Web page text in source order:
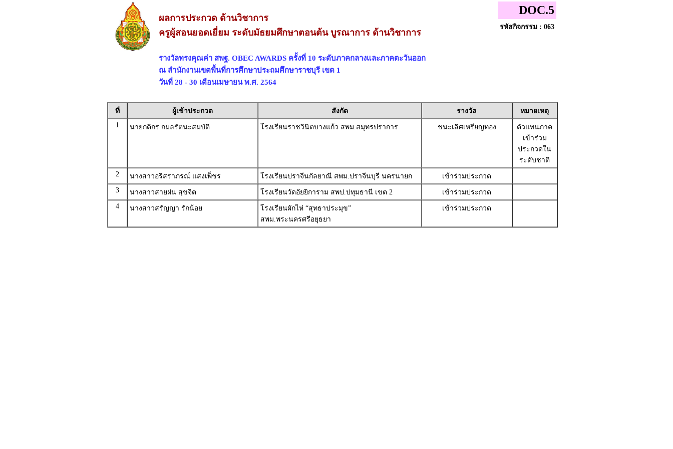
ผลการประกวด ด้านวิชาการ
ครูผู้สอนยอดเยี่ยม ระดับมัธยมศึกษาตอนต้น บูรณาการ ด้านวิชาการ
รางวัลทรงคุณค่า สพฐ. OBEC AWARDS ครั้งที่ 10 ระดับภาคกลางและภาคตะวันออก
ณ สำนักงานเขตพื้นที่การศึกษาประถมศึกษาราชบุรี เขต 1
วันที่ 28 - 30 เดือนเมษายน พ.ศ. 2564
DOC.5
รหัสกิจกรรม : 063
ที่ ผู้เข้าประกวด สังกัด รางวัล
หมายเหตุ
1
นายกติกร กมลรัตนะสมบัติ โรงเรียนราชวินิตบางแก้ว สพม.สมุทรปราการ ชนะเลิศเหรียญทอง
ตัวแทนภาค
เข้าร่วม
ประกวดใน
ระดับชาติ
2
นางสาวอริสราภรณ์ แสงเพ็ชร โรงเรียนปราจีนกัลยาณี สพม.ปราจีนบุรี นครนายก
เข้าร่วมประกวด
3
นางสาวสายฝน สุขจิต โรงเรียนวัดอัยยิการาม สพป.ปทุมธานี เขต 2
เข้าร่วมประกวด
4
นางสาวสรัญญา รักน้อย
โรงเรียนผักไห่ “สุทธาประมุข”
สพม.พระนครศรีอยุธยา
เข้าร่วมประกวด